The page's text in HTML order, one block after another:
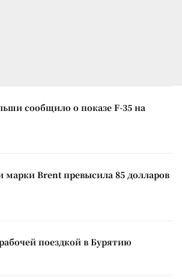
сообщило о показе F-35 на
марки Brent превысила 85 долларов
поездкой в Бурятию